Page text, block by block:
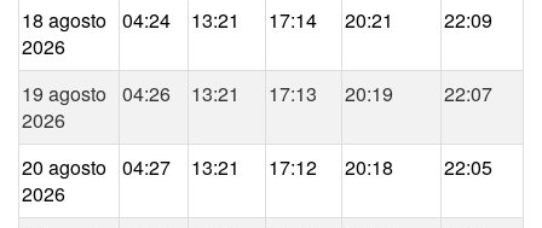
18 agosto
2026
04:24 13:21 17:14 20:21 22:09
19 agosto
2026
04:26 13:21 17:13 20:19 22:07
20 agosto
2026
04:27 13:21 17:12 20:18 22:05